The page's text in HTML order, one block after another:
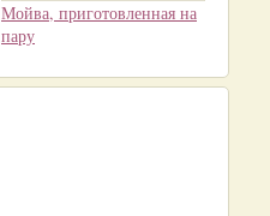
Мойва, приготовленная на
пару